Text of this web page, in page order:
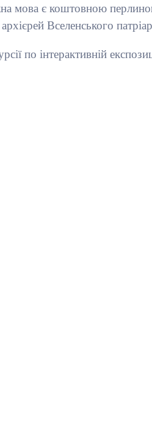
мова є коштовною
Вселенського
по інтерактивній